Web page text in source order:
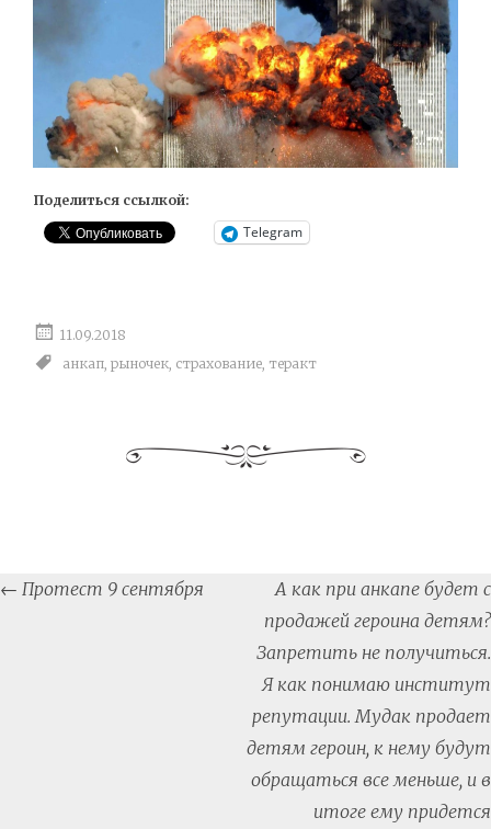
Поделиться ссылкой:
Telegram
11.09.2018
анкап рыночек страхование теракт
Post
navigation
← Протест 9 сентября
А как при анкапе будет с
продажей героина детям?
Запретить не получиться.
Я как понимаю институт
репутации. Мудак продает
детям героин, к нему будут
обращаться все меньше, и в
итоге ему придется